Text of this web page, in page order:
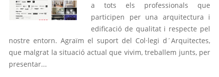
a tots els professionals que
participen per una arquitectura i
edificació de qualitat i respecte pel
nostre entorn. Agraïm el suport del Col·legi d´Arquitectes,
que malgrat la situació actual que vivim, treballem junts, per
presentar...